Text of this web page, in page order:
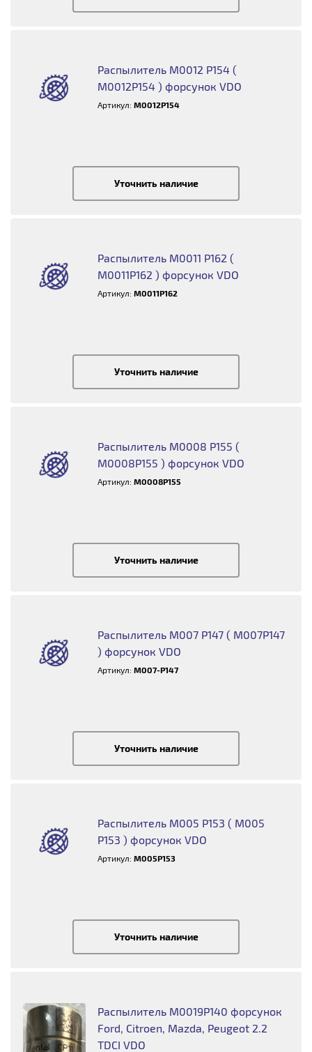
Распылитель M0012 P154 (
M0012P154 ) форсунок VDO
Артикул:M0012P154
Уточнить наличие
Распылитель M0011 P162 (
M0011P162 ) форсунок VDO
Артикул:M0011P162
Уточнить наличие
Распылитель M0008 P155 (
M0008P155 ) форсунок VDO
Артикул:M0008P155
Уточнить наличие
Распылитель M007 P147 ( M007P147
) форсунок VDO
Артикул:M007-P147
Уточнить наличие
Распылитель M005 P153 ( M005
P153 ) форсунок VDO
Артикул:M005P153
Уточнить наличие
Распылитель M0019P140 форсунок
Ford, Citroen, Mazda, Peugeot 2.2
TDCI VDO